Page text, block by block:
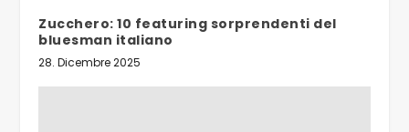
Zucchero: 10 featuring sorprendenti del
bluesman italiano
28. Dicembre 2025